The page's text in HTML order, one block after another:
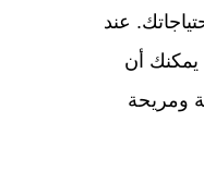
عند
أن
ومريحة